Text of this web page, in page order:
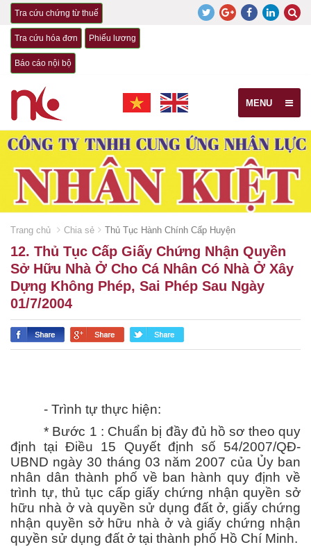
Tra cứu chứng từ thuế
Tra cứu hóa đơn Phiếu lương
Báo cáo nội bộ
MENU
Trang chủ Chia sẻ Thủ Tục Hành Chính Cấp Huyện
12. Thủ Tục Cấp Giấy Chứng Nhận Quyền
Sở Hữu Nhà Ở Cho Cá Nhân Có Nhà Ở Xây
Dựng Không Phép, Sai Phép Sau Ngày
01/7/2004
- Trình tự thực hiện:
* Bước 1 : Chuẩn bị đầy đủ hồ sơ theo quy
định tại Điều 15 Quyết định số 54/2007/QĐ-
UBND ngày 30 tháng 03 năm 2007 của Ủy ban
nhân dân thành phố về ban hành quy định về
trình tự, thủ tục cấp giấy chứng nhận quyền sở
hữu nhà ở và quyền sử dụng đất ở, giấy chứng
nhận quyền sở hữu nhà ở và giấy chứng nhận
quyền sử dụng đất ở tại thành phố Hồ Chí Minh.